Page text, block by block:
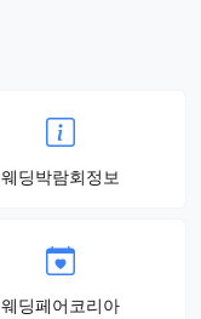
웨딩박람회정보
웨딩페어코리아